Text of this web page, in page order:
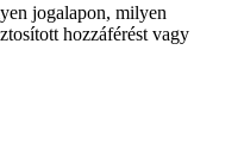
jogalapon, milyen
hozzáférést vagy